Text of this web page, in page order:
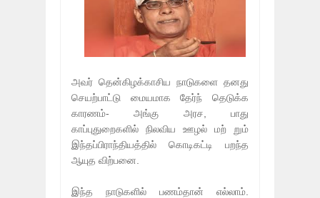
அவர் தென்கிழக்காசிய நாடுகளை தனது
செயற்பாட்டு மையமாக தேர்ந் தெடுக்க
காரணம்- அங்கு அரச, பாது
காப்புதுறைகளில் நிலவிய ஊழல் மற் றும்
இந்தப்பிராந்தியத்தில் கொடிகட்டி பறந்த
ஆயுத விற்பனை.
இந்த நாடுகளில் பணம்தான் எல்லாம்.